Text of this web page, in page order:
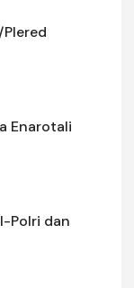
Enarotali
Polri dan